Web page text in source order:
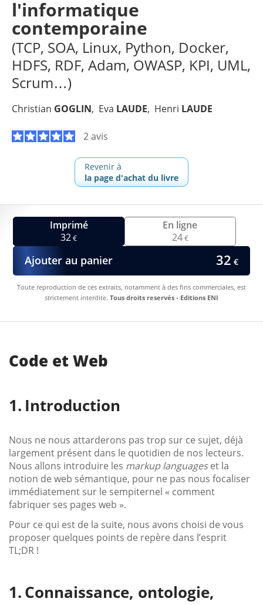
l'informatique
contemporaine
(TCP, SOA, Linux, Python, Docker,
HDFS, RDF, Adam, OWASP, KPI, UML,
Scrum…)
Christian GOGLIN Eva LAUDE Henri LAUDE
2 avis
Revenir à
la page d'achat du livre
Imprimé
32€
En ligne
24€
Ajouter au panier 32 €
Toute reproduction de ces extraits, notamment à des fins commerciales, est
strictement interdite. Tous droits reservés - Editions ENI
Code et Web
Introduction
Nous ne nous attarderons pas trop sur ce sujet, déjà
largement présent dans le quotidien de nos lecteurs.
Nous allons introduire les markup languageset la
notion de web sémantique, pour ne pas nous focaliser
immédiatement sur le sempiternel « comment
fabriquer ses pages web ».
Pour ce qui est de la suite, nous avons choisi de vous
proposer quelques points de repère dans l’esprit
TL;DR !
Connaissance, ontologie,